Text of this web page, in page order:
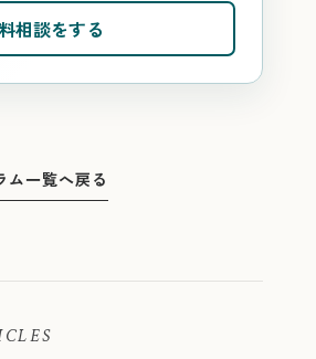
相談をする
ム一覧へ戻る